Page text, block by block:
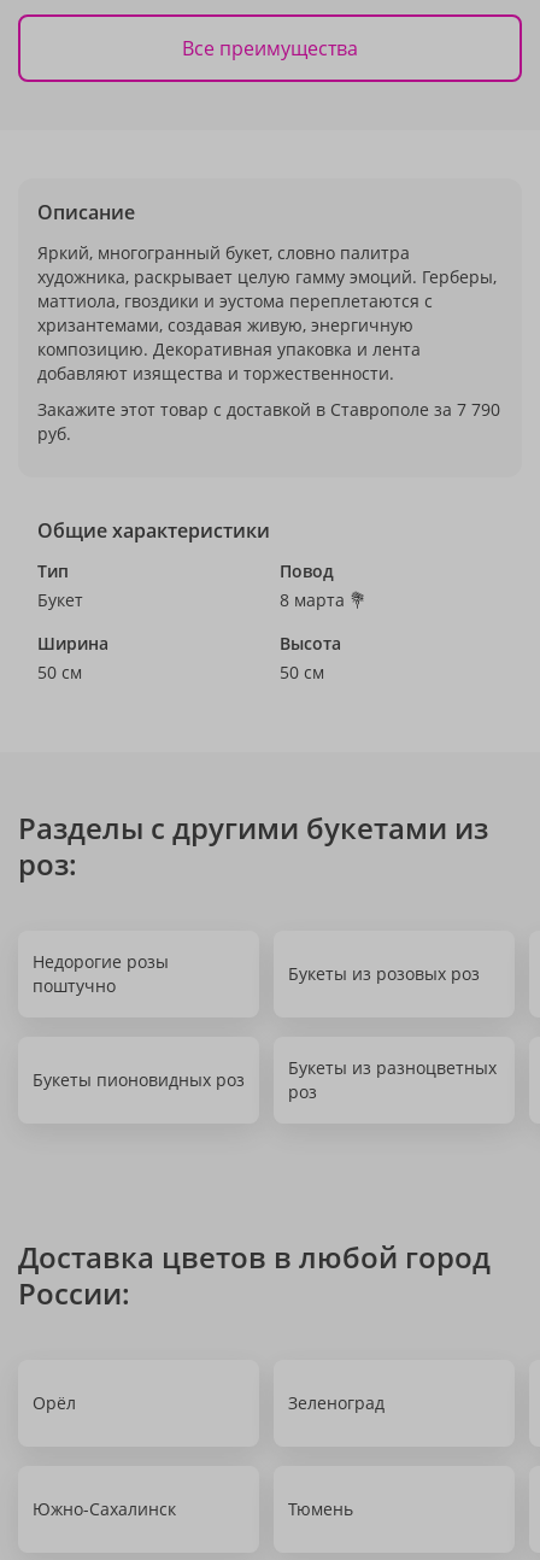
Все преимущества
Описание
Яркий, многогранный букет, словно палитра
художника, раскрывает целую гамму эмоций. Герберы,
маттиола, гвоздики и эустома переплетаются с
хризантемами, создавая живую, энергичную
композицию. Декоративная упаковка и лента
добавляют изящества и торжественности.
Закажите этот товар с доставкой в Ставрополе за 7 790
руб.
Общие характеристики
Тип
Букет
Повод
8 марта 💐
Ширина
50 см
Высота
50 см
Разделы с другими букетами из
роз:
Недорогие розы
поштучно
Букеты из розовых роз
Букеты пионовидных роз
Букеты из разноцветных
роз
Доставка цветов в любой город
России:
Орёл Зеленоград
Южно-Сахалинск Тюмень